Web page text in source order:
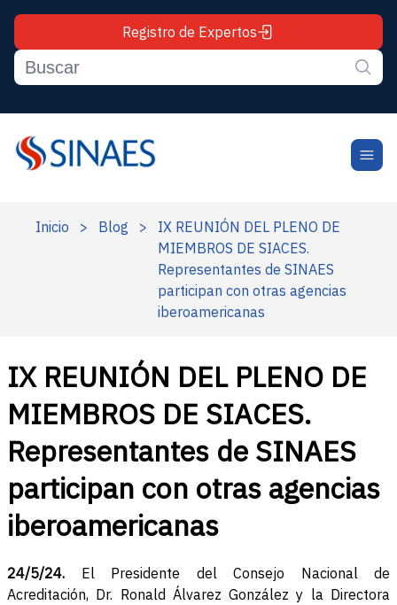
Registro de Expertos
Inicio > Blog >
IX REUNIÓN DEL PLENO DE
MIEMBROS DE SIACES.
Representantes de SINAES
participan con otras agencias
iberoamericanas
IX REUNIÓN DEL PLENO DE
MIEMBROS DE SIACES.
Representantes de SINAES
participan con otras agencias
iberoamericanas
24/5/24. El Presidente del Consejo Nacional de
Acreditación, Dr. Ronald Álvarez González y la Directora